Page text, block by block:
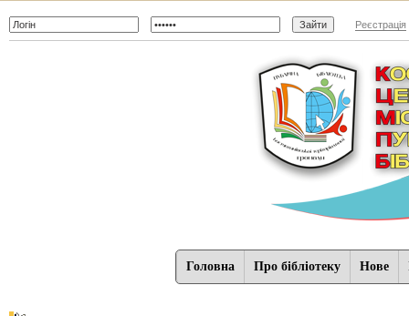
Реєстрація
Головна Про бібліотеку Нове